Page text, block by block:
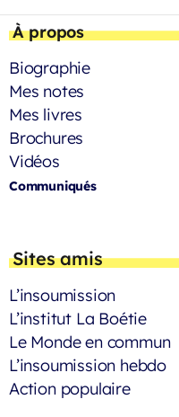
À propos
Biographie
Mes notes
Mes livres
Brochures
Vidéos
Communiqués
Sites amis
L’insoumission
L’institut La Boétie
Le Monde en commun
L’insoumission hebdo
Action populaire